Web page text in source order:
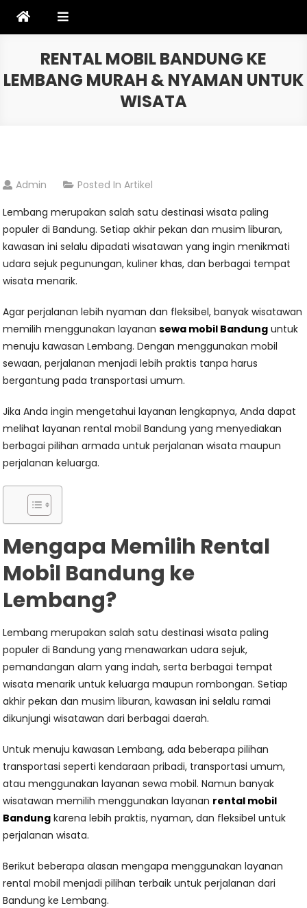
RENTAL MOBIL BANDUNG KE
LEMBANG MURAH & NYAMAN UNTUK
WISATA
Admin Posted InArtikel
Lembang merupakan salah satu destinasi wisata paling
populer di Bandung. Setiap akhir pekan dan musim liburan,
kawasan ini selalu dipadati wisatawan yang ingin menikmati
udara sejuk pegunungan, kuliner khas, dan berbagai tempat
wisata menarik.
Agar perjalanan lebih nyaman dan fleksibel, banyak wisatawan
memilih menggunakan layanansewa mobil Bandung untuk
menuju kawasan Lembang. Dengan menggunakan mobil
sewaan, perjalanan menjadi lebih praktis tanpa harus
bergantung pada transportasi umum.
Jika Anda ingin mengetahui layanan lengkapnya, Anda dapat
melihat layanan rental mobil Bandung yang menyediakan
berbagai pilihan armada untuk perjalanan wisata maupun
perjalanan keluarga.
Mengapa Memilih Rental
Mobil Bandung ke
Lembang?
Lembang merupakan salah satu destinasi wisata paling
populer di Bandung yang menawarkan udara sejuk,
pemandangan alam yang indah, serta berbagai tempat
wisata menarik untuk keluarga maupun rombongan. Setiap
akhir pekan dan musim liburan, kawasan ini selalu ramai
dikunjungi wisatawan dari berbagai daerah.
Untuk menuju kawasan Lembang, ada beberapa pilihan
transportasi seperti kendaraan pribadi, transportasi umum,
atau menggunakan layanan sewa mobil. Namun banyak
wisatawan memilih menggunakan layanan rental mobil
Bandung karena lebih praktis, nyaman, dan fleksibel untuk
perjalanan wisata.
Berikut beberapa alasan mengapa menggunakan layanan
rental mobil menjadi pilihan terbaik untuk perjalanan dari
Bandung ke Lembang.